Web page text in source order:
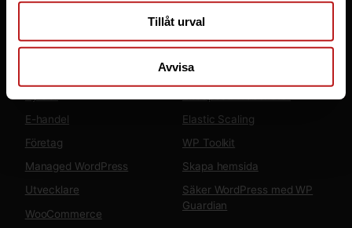
Tillåt urval
Avvisa
Fler tjänster
E-handel
Företag
Managed WordPress
Utvecklare
WooCommerce
Elastic Scaling
WP Toolkit
Skapa hemsida
Säker WordPress med WP
Guardian